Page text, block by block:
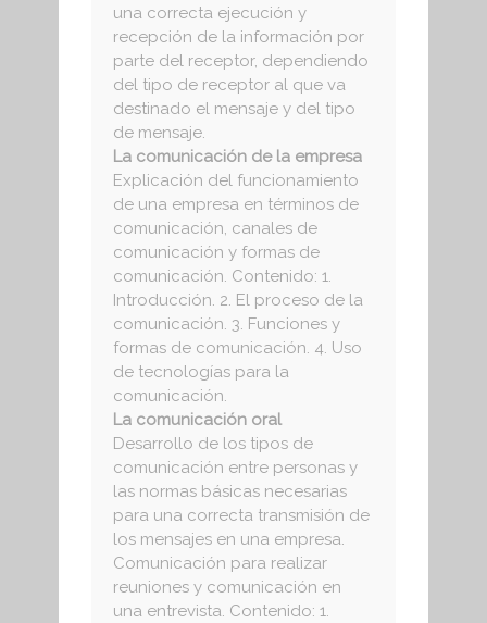
una correcta ejecución y
recepción de la información por
parte del receptor, dependiendo
del tipo de receptor al que va
destinado el mensaje y del tipo
de mensaje.
La comunicación de la empresa
Explicación del funcionamiento
de una empresa en términos de
comunicación, canales de
comunicación y formas de
comunicación. Contenido: 1.
Introducción. 2. El proceso de la
comunicación. 3. Funciones y
formas de comunicación. 4. Uso
de tecnologías para la
comunicación.
La comunicación oral
Desarrollo de los tipos de
comunicación entre personas y
las normas básicas necesarias
para una correcta transmisión de
los mensajes en una empresa.
Comunicación para realizar
reuniones y comunicación en
una entrevista. Contenido: 1.